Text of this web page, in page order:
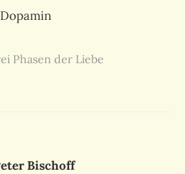
Dopamin
Phasen der Liebe
Bischoff